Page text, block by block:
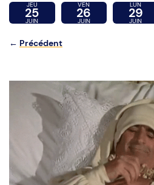
JEU
25
JUIN
VEN
26
JUIN
LUN
29
JUIN
← Précédent